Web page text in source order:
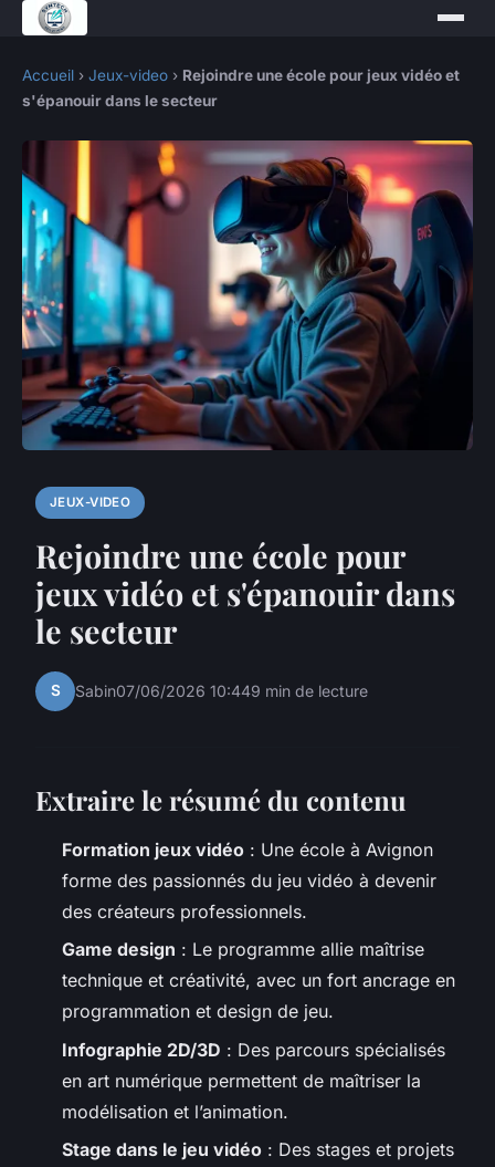
Accueil › Jeux-video › Rejoindre une école pour jeux vidéo et
s'épanouir dans le secteur
JEUX-VIDEO
Rejoindre une école pour
jeux vidéo et s'épanouir dans
le secteur
S Sabin07/06/2026 10:449 min de lecture
Extraire le résumé du contenu
Formation jeux vidéo : Une école à Avignon
forme des passionnés du jeu vidéo à devenir
des créateurs professionnels.
Game design : Le programme allie maîtrise
technique et créativité, avec un fort ancrage en
programmation et design de jeu.
Infographie 2D/3D : Des parcours spécialisés
en art numérique permettent de maîtriser la
modélisation et l’animation.
Stage dans le jeu vidéo : Des stages et projets